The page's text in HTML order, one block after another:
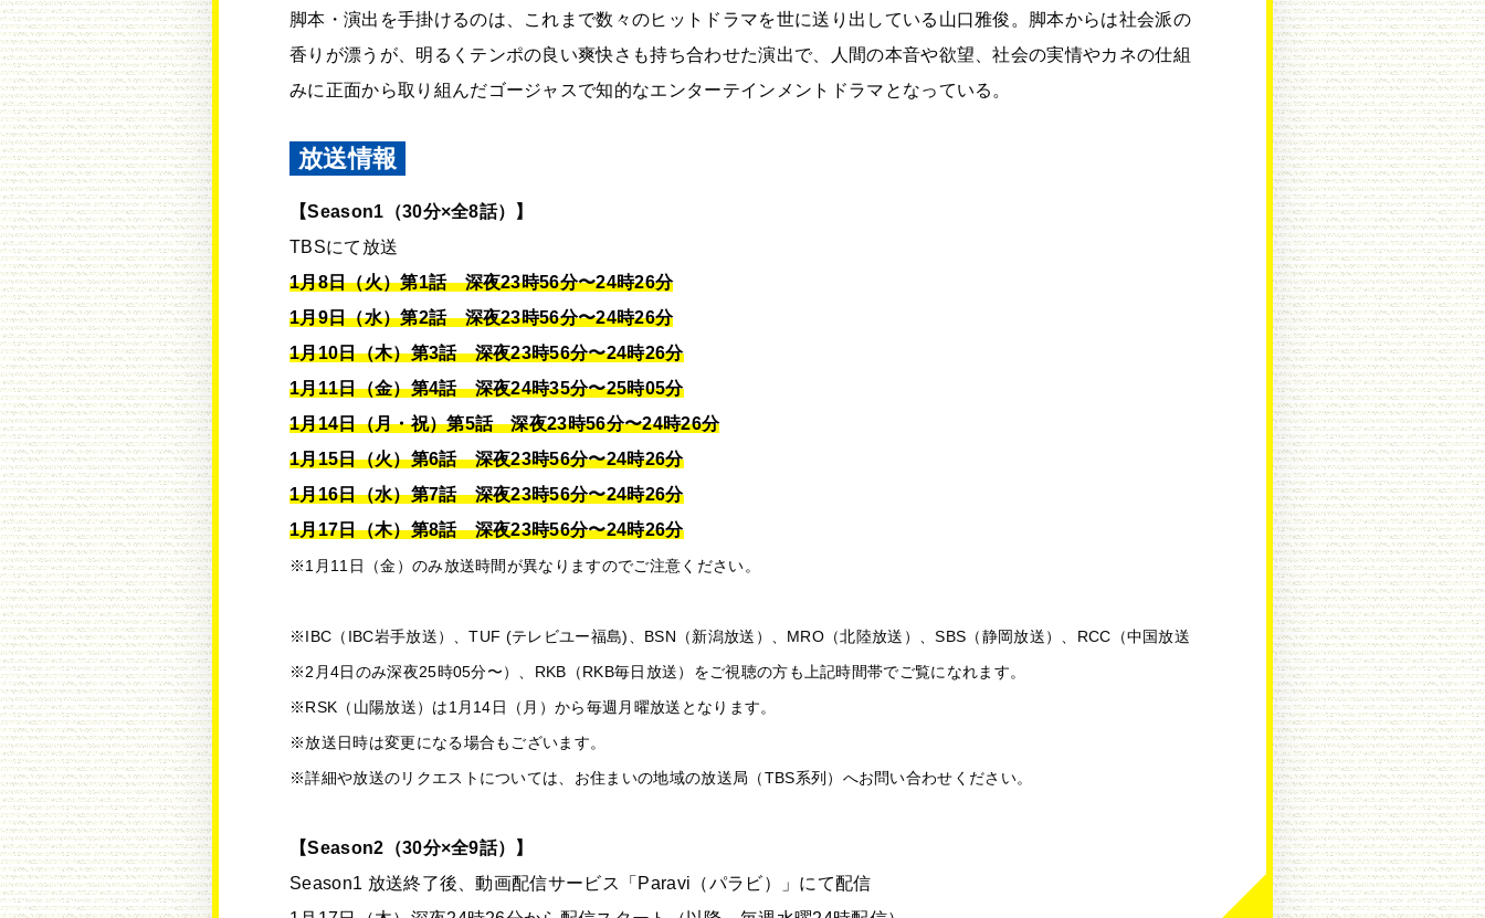
脚本・演出を手掛けるのは、これまで数々のヒットドラマを世に送り出している山口雅俊。脚本からは社会派の
香りが漂うが、明るくテンポの良い爽快さも持ち合わせた演出で、人間の本音や欲望、社会の実情やカネの仕組
みに正面から取り組んだゴージャスで知的なエンターテインメントドラマとなっている。
放送情報
【Season1（30分×全8話）】
TBSにて放送
1月8日（火）第1話 深夜23時56分〜24時26分
1月9日（水）第2話 深夜23時56分〜24時26分
1月10日（木）第3話 深夜23時56分〜24時26分
1月11日（金）第4話 深夜24時35分〜25時05分
1月14日（月・祝）第5話 深夜23時56分〜24時26分
1月15日（火）第6話 深夜23時56分〜24時26分
1月16日（水）第7話 深夜23時56分〜24時26分
1月17日（木）第8話 深夜23時56分〜24時26分
※1月11日（金）のみ放送時間が異なりますのでご注意ください。
※IBC（IBC岩手放送）、TUF (テレビユー福島)、BSN（新潟放送）、MRO（北陸放送）、SBS（静岡放送）、RCC（中国放送
※2月4日のみ深夜25時05分〜）、RKB（RKB毎日放送）をご視聴の方も上記時間帯でご覧になれます。
※RSK（山陽放送）は1月14日（月）から毎週月曜放送となります。
※放送日時は変更になる場合もございます。
※詳細や放送のリクエストについては、お住まいの地域の放送局（TBS系列）へお問い合わせください。
【Season2（30分×全9話）】
Season1 放送終了後、動画配信サービス「Paravi（パラビ）」にて配信